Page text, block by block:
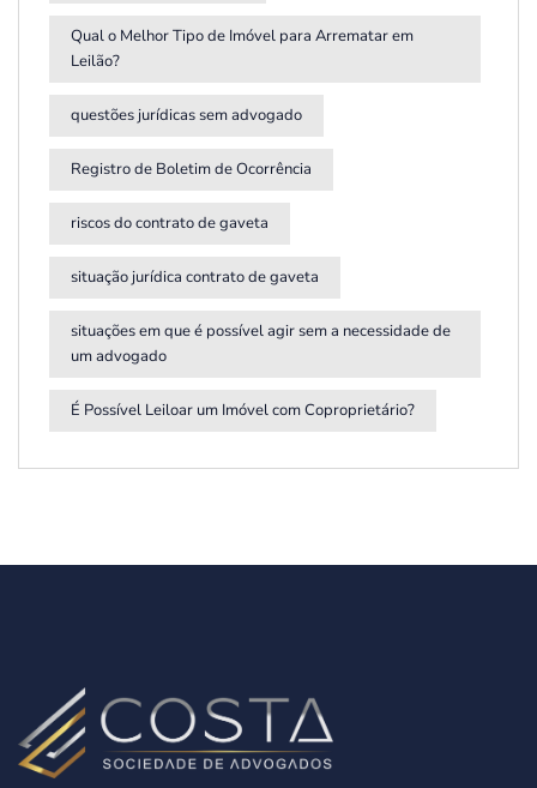
Qual o Melhor Tipo de Imóvel para Arrematar em
Leilão?
questões jurídicas sem advogado
Registro de Boletim de Ocorrência
riscos do contrato de gaveta
situação jurídica contrato de gaveta
situações em que é possível agir sem a necessidade de
um advogado
É Possível Leiloar um Imóvel com Coproprietário?